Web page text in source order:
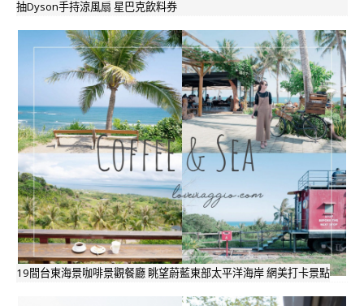
抽Dyson手持涼風扇 星巴克飲料券
19間台東海景咖啡景觀餐廳 眺望蔚藍東部太平洋海岸 網美打卡景點